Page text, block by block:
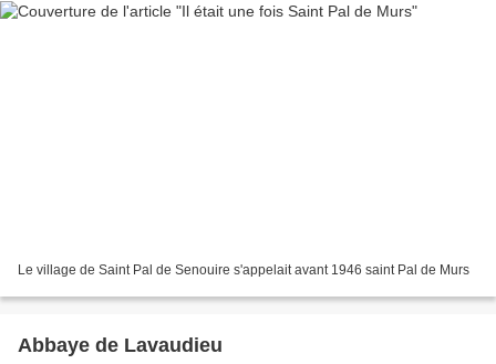
Le village de Saint Pal de Senouire s'appelait avant 1946 saint Pal de Murs
Abbaye de Lavaudieu